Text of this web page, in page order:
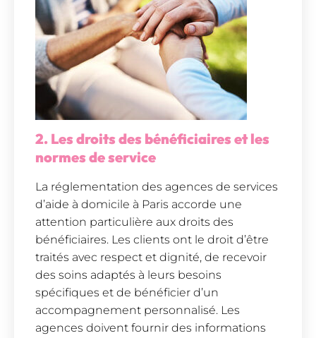
2. Les droits des bénéficiaires et les
normes de service
La réglementation des agences de services
d’aide à domicile à Paris accorde une
attention particulière aux droits des
bénéficiaires. Les clients ont le droit d’être
traités avec respect et dignité, de recevoir
des soins adaptés à leurs besoins
spécifiques et de bénéficier d’un
accompagnement personnalisé. Les
agences doivent fournir des informations